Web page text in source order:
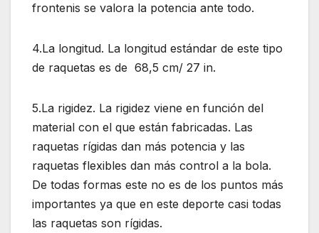
frontenis se valora la potencia ante todo.
4.La longitud. La longitud estándar de este tipo
de raquetas es de 68,5 cm/ 27 in.
5.La rigidez. La rigidez viene en función del
material con el que están fabricadas. Las
raquetas rígidas dan más potencia y las
raquetas flexibles dan más control a la bola.
De todas formas este no es de los puntos más
importantes ya que en este deporte casi todas
las raquetas son rígidas.